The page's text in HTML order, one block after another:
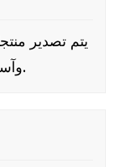
يتم تصدير
وآسيا الوسطى وجنوب شرق آسيا وأوروبا.